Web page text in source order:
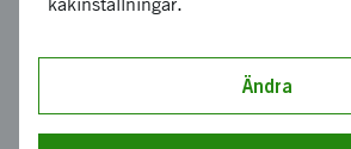
2002-01870
YKI, Ytkemiska Institutet AB-YKI,
Ändra